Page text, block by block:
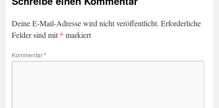
Deine E-Mail-Adresse wird nicht veröffentlicht. Erforderliche
Felder sind mit* markiert
Kommentar*